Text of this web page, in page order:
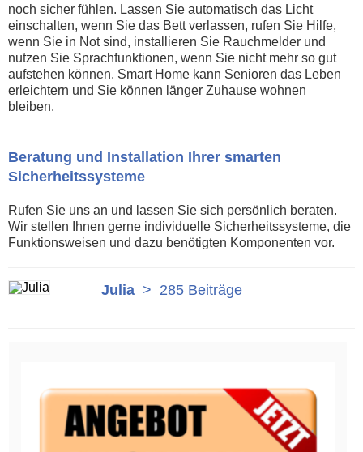
noch sicher fühlen. Lassen Sie automatisch das Licht
einschalten, wenn Sie das Bett verlassen, rufen Sie Hilfe,
wenn Sie in Not sind, installieren Sie Rauchmelder und
nutzen Sie Sprachfunktionen, wenn Sie nicht mehr so gut
aufstehen können. Smart Home kann Senioren das Leben
erleichtern und Sie können länger Zuhause wohnen
bleiben.
Beratung und Installation Ihrer smarten
Sicherheitssysteme
Rufen Sie uns an und lassen Sie sich persönlich beraten.
Wir stellen Ihnen gerne individuelle Sicherheitssysteme, die
Funktionsweisen und dazu benötigten Komponenten vor.
Julia > 285 Beiträge